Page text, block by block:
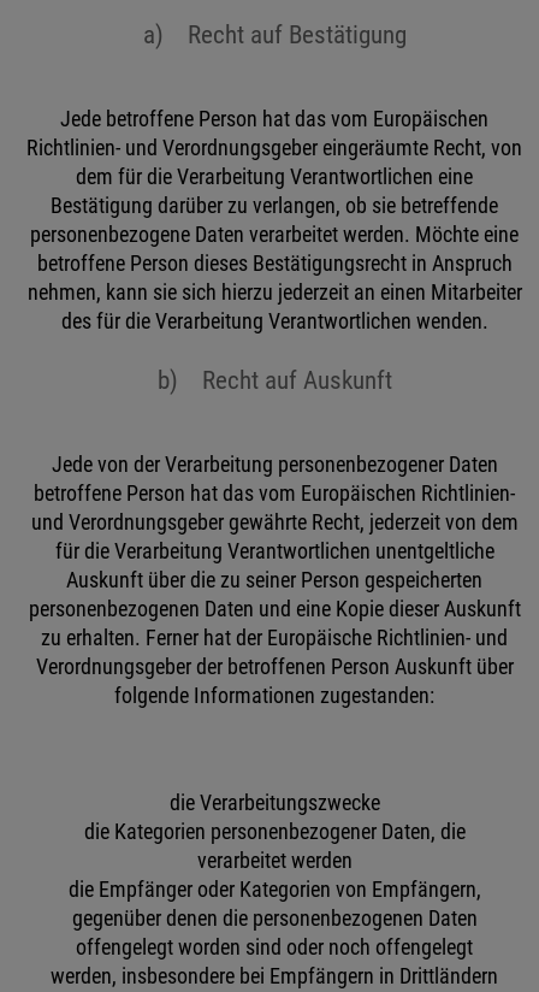
a) Recht auf Bestätigung
Jede betroffene Person hat das vom Europäischen
Richtlinien- und Verordnungsgeber eingeräumte Recht, von
dem für die Verarbeitung Verantwortlichen eine
Bestätigung darüber zu verlangen, ob sie betreffende
personenbezogene Daten verarbeitet werden. Möchte eine
betroffene Person dieses Bestätigungsrecht in Anspruch
nehmen, kann sie sich hierzu jederzeit an einen Mitarbeiter
des für die Verarbeitung Verantwortlichen wenden.
b) Recht auf Auskunft
Jede von der Verarbeitung personenbezogener Daten
betroffene Person hat das vom Europäischen Richtlinien-
und Verordnungsgeber gewährte Recht, jederzeit von dem
für die Verarbeitung Verantwortlichen unentgeltliche
Auskunft über die zu seiner Person gespeicherten
personenbezogenen Daten und eine Kopie dieser Auskunft
zu erhalten. Ferner hat der Europäische Richtlinien- und
Verordnungsgeber der betroffenen Person Auskunft über
folgende Informationen zugestanden:
die Verarbeitungszwecke
die Kategorien personenbezogener Daten, die
verarbeitet werden
die Empfänger oder Kategorien von Empfängern,
gegenüber denen die personenbezogenen Daten
offengelegt worden sind oder noch offengelegt
werden, insbesondere bei Empfängern in Drittländern